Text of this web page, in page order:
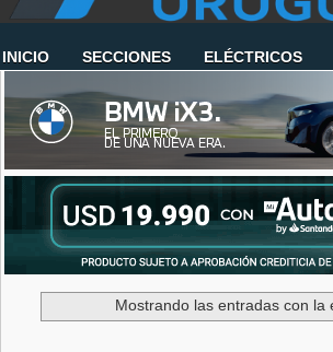
INICIO SECCIONES ELÉCTRICOS
Mostrando las entradas con la